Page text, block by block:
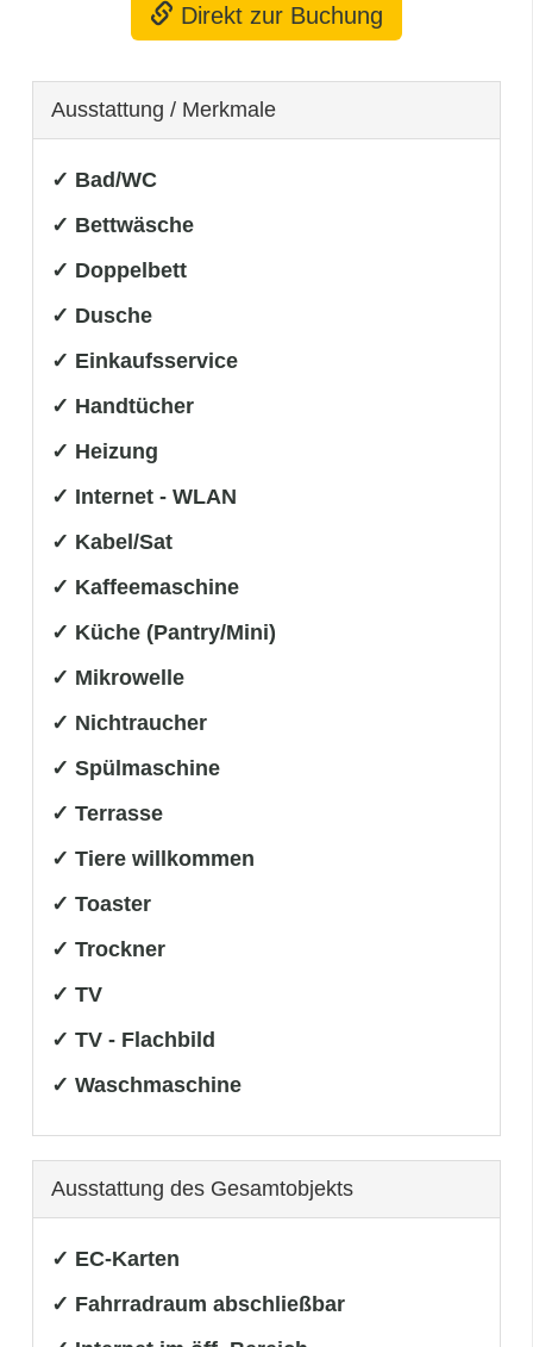
Direkt zur Buchung
Ausstattung / Merkmale
✓ Bad/WC
✓ Bettwäsche
✓ Doppelbett
✓ Dusche
✓ Einkaufsservice
✓ Handtücher
✓ Heizung
✓ Internet - WLAN
✓ Kabel/Sat
✓ Kaffeemaschine
✓ Küche (Pantry/Mini)
✓ Mikrowelle
✓ Nichtraucher
✓ Spülmaschine
✓ Terrasse
✓ Tiere willkommen
✓ Toaster
✓ Trockner
✓ TV
✓ TV - Flachbild
✓ Waschmaschine
Ausstattung des Gesamtobjekts
✓ EC-Karten
✓ Fahrradraum abschließbar